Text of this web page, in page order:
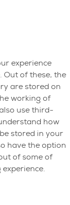
experience
Out of these, the
are stored on
working of
use third-
how
stored in your
have the option
of some of